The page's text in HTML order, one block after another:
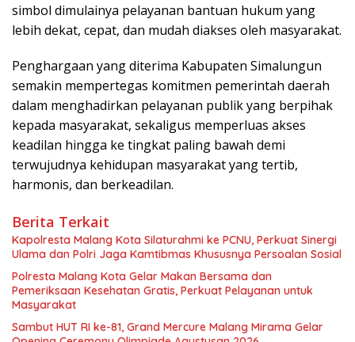
simbol dimulainya pelayanan bantuan hukum yang
lebih dekat, cepat, dan mudah diakses oleh masyarakat.
Penghargaan yang diterima Kabupaten Simalungun
semakin mempertegas komitmen pemerintah daerah
dalam menghadirkan pelayanan publik yang berpihak
kepada masyarakat, sekaligus memperluas akses
keadilan hingga ke tingkat paling bawah demi
terwujudnya kehidupan masyarakat yang tertib,
harmonis, dan berkeadilan.
Berita Terkait
Kapolresta Malang Kota Silaturahmi ke PCNU, Perkuat Sinergi
Ulama dan Polri Jaga Kamtibmas Khususnya Persoalan Sosial
Polresta Malang Kota Gelar Makan Bersama dan
Pemeriksaan Kesehatan Gratis, Perkuat Pelayanan untuk
Masyarakat
Sambut HUT RI ke-81, Grand Mercure Malang Mirama Gelar